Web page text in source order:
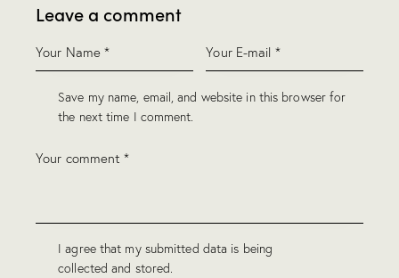
Leave a comment
Save my name, email, and website in this browser for
the next time I comment.
I agree that my submitted data is being
collected and stored.